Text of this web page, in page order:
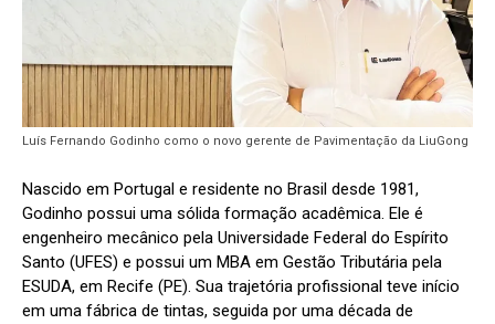
Luís Fernando Godinho como o novo gerente de Pavimentação da LiuGong
Nascido em Portugal e residente no Brasil desde 1981,
Godinho possui uma sólida formação acadêmica. Ele é
engenheiro mecânico pela Universidade Federal do Espírito
Santo (UFES) e possui um MBA em Gestão Tributária pela
ESUDA, em Recife (PE). Sua trajetória profissional teve início
em uma fábrica de tintas, seguida por uma década de